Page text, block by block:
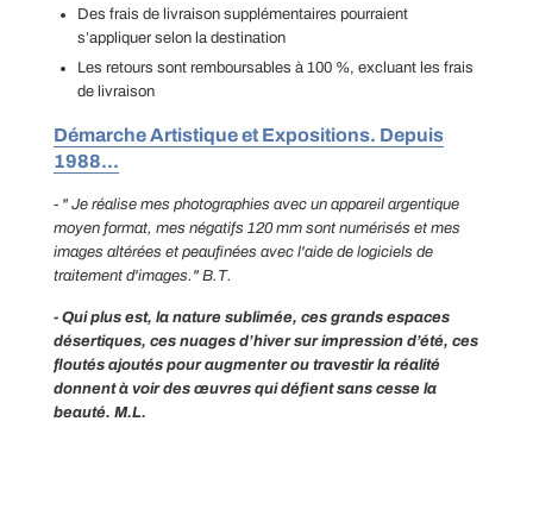
Des frais de livraison supplémentaires pourraient
s’appliquer selon la destination
Les retours sont remboursables à 100 %, excluant les frais
de livraison
Démarche Artistique et Expositions. Depuis
1988...
- " Je réalise mes photographies avec un appareil argentique
moyen format, mes négatifs 120 mm sont numérisés et mes
images altérées et peaufinées avec l'aide de logiciels de
traitement d'images." B.T.
- Qui plus est, la nature sublimée, ces grands espaces
désertiques, ces nuages d’hiver sur impression d’été, ces
floutés ajoutés pour augmenter ou travestir la réalité
donnent à voir des œuvres qui défient sans cesse la
beauté. M.L.